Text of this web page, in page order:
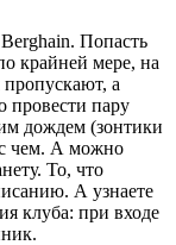
Попасть
крайней мере, на
а
провести пару
дождем (зонтики
чем. А можно
То, что
А узнаете
клуба: при входе